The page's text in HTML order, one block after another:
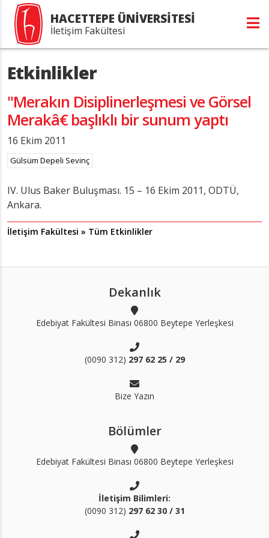
HACETTEPE ÜNİVERSİTESİ
İletişim Fakültesi
Etkinlikler
"Merakın Disiplinerleşmesi ve Görsel
Merakâ€ başlıklı bir sunum yaptı
16 Ekim 2011
Gülsüm Depeli Sevinç
IV. Ulus Baker Buluşması. 15 – 16 Ekim 2011, ODTÜ,
Ankara.
İletişim Fakültesi » Tüm Etkinlikler
Dekanlık
Edebiyat Fakültesi Binası 06800 Beytepe Yerleşkesi
(0090 312) 297 62 25 / 29
Bize Yazın
Bölümler
Edebiyat Fakültesi Binası 06800 Beytepe Yerleşkesi
İletişim Bilimleri:
(0090 312) 297 62 30 / 31